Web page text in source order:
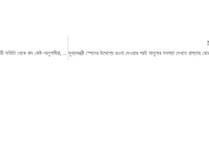
প্রায় এক বছর জেলবন্দী অনুব্রত, জেলা পরিষদের স্থায়ী সমিতি থেকে বাদ কেষ্ট-অনুগামীরা, বাড়ছে জল্পনা